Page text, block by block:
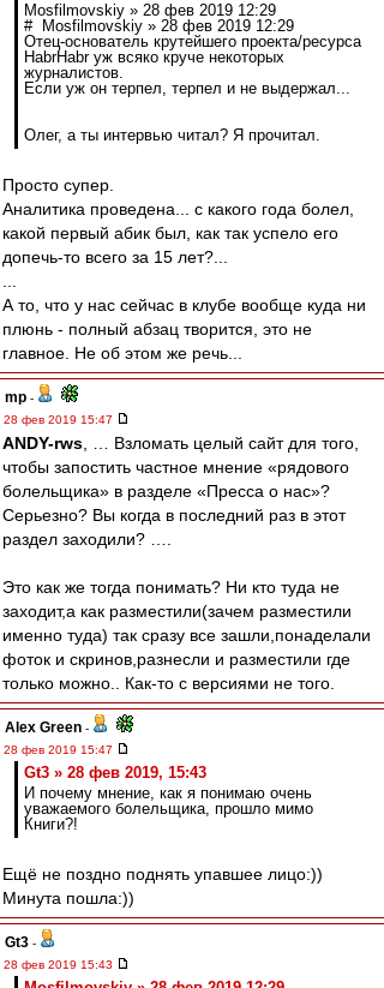
Mosfilmovskiy » 28 фев 2019 12:29
# Mosfilmovskiy » 28 фев 2019 12:29
Отец-основатель крутейшего проекта/ресурса
HabrHabr уж всяко круче некоторых
журналистов.
Если уж он терпел, терпел и не выдержал...
Олег, а ты интервью читал? Я прочитал.
Просто супер.
Аналитика проведена... с какого года болел,
какой первый абик был, как так успело его
допечь-то всего за 15 лет?...
А то, что у нас сейчас в клубе вообще куда ни
плюнь - полный абзац творится, это не
главное. Не об этом же речь...
mp -
28 фев 2019 15:47
ANDY-rws , … Взломать целый сайт для того,
чтобы запостить частное мнение «рядового
болельщика» в разделе «Пресса о нас»?
Серьезно? Вы когда в последний раз в этот
раздел заходили? ….
Это как же тогда понимать? Ни кто туда не
заходит,а как разместили(зачем разместили
именно туда) так сразу все зашли,понаделали
фоток и скринов,разнесли и разместили где
только можно.. Как-то с версиями не того.
Alex Green -
28 фев 2019 15:47
Gt3 » 28 фев 2019, 15:43
И почему мнение, как я понимаю очень
уважаемого болельщика, прошло мимо
Книги?!
Ещё не поздно поднять упавшее лицо:))
Минута пошла:))
Gt3 -
28 фев 2019 15:43